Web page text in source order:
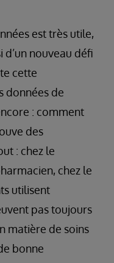
est très utile,
d’un nouveau défi
cette
données de
: comment
des
: chez le
chez le
utilisent
pas toujours
matière de soins
bonne